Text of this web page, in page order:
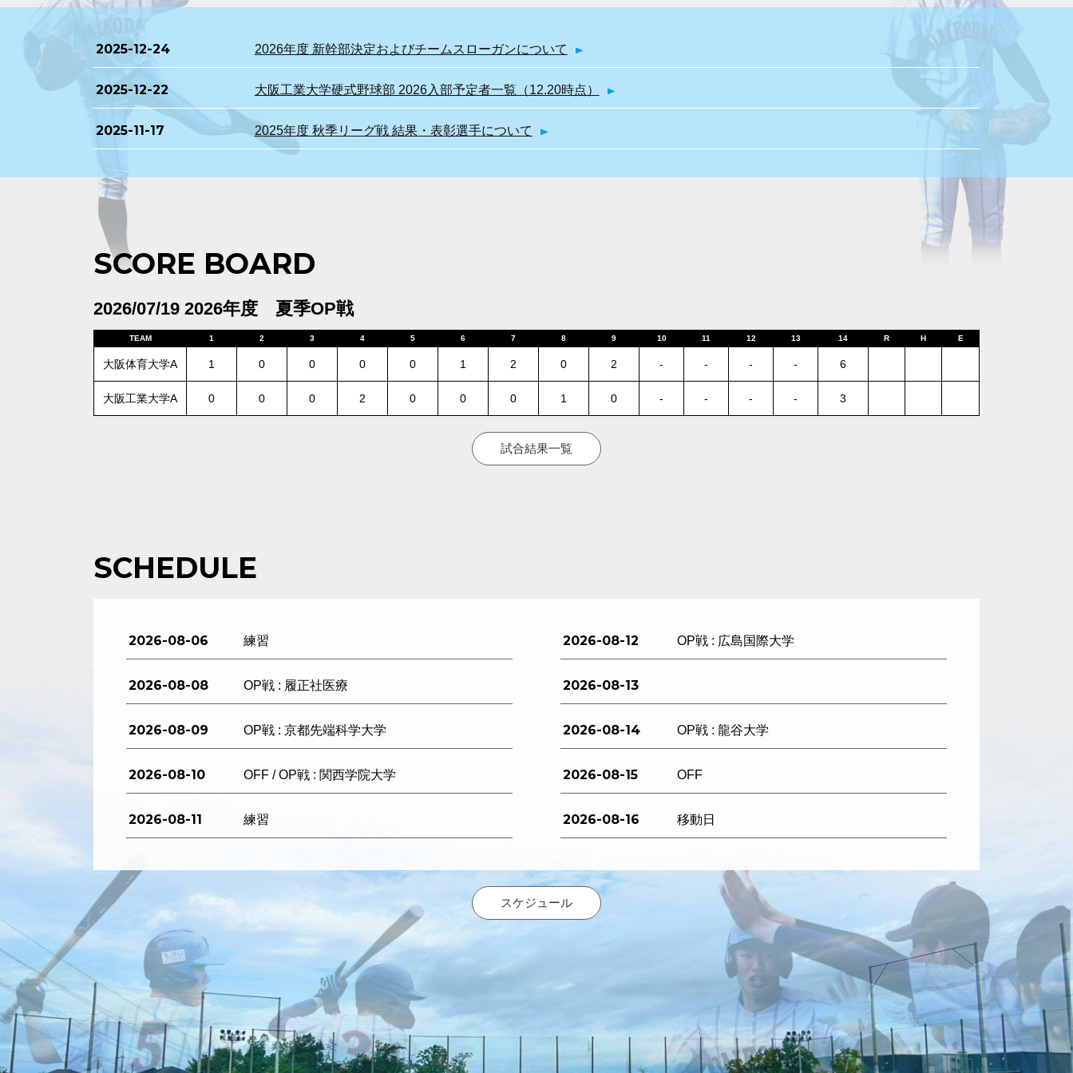
2025-12-24 2026年度 新幹部決定およびチームスローガンについて
2025-12-22 大阪工業大学硬式野球部 2026入部予定者一覧（12.20時点）
2025-11-17 2025年度 秋季リーグ戦 結果・表彰選手について
SCORE BOARD
2026/07/19 2026年度 夏季OP戦
TEAM 1 2 3 4 5 6 7 8 9 10 11 12 13 14 R H E
大阪体育大学A 1 0 0 0 0 1 2 0 2 - - - - 6
大阪工業大学A 0 0 0 2 0 0 0 1 0 - - - - 3
試合結果一覧
SCHEDULE
2026-08-06 練習
2026-08-08 OP戦 : 履正社医療
2026-08-09 OP戦 : 京都先端科学大学
2026-08-10 OFF / OP戦 : 関西学院大学
2026-08-11 練習
2026-08-12 OP戦 : 広島国際大学
2026-08-13
2026-08-14 OP戦 : 龍谷大学
2026-08-15 OFF
2026-08-16 移動日
スケジュール